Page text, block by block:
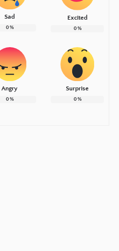
Sad
0%
Excited
0%
Angry
0%
Surprise
0%